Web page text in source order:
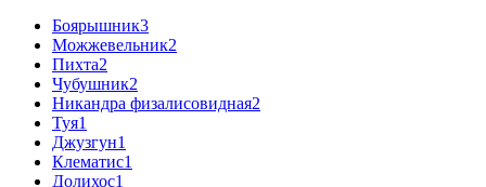
Боярышник3
Можжевельник2
Пихта2
Чубушник2
Никандра физалисовидная2
Туя1
Джузгун1
Клематис1
Долихос1